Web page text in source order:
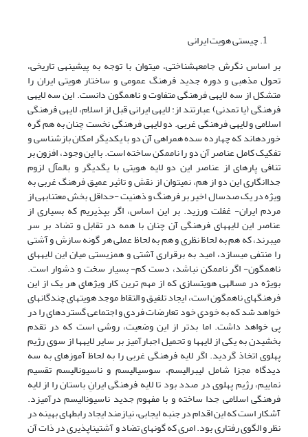
چیستی هویت ایرانی
بر اساس نگرش جامعه‏شناختی، می­توان با توجه به پیشینه‏ی تاریخی،
تحول مذهبی و دوره جدید فرهنگ عمومی و ساختار هویتی ایران را
متشکل از سه لایه‏ی فرهنگی متفاوت و ناهمگون دانست. این سه لایه‏ی
فرهنگی (یا تمدنی) عبارتند از: لایه‏ی ایرانی قبل از اسلام، لایه‏ی فرهنگی
اسلامی و لایه‏ی فرهنگی غربی. دو لایه‏ی فرهنگی نخست چنان به هم گره
خورده­اند که چهارده سده همراهی آن دو با یکدیگر امکان بازشناسی و
تفکیک کامل عناصر آن دو را ناممکن ساخته است. با این وجود، افزون بر
تنافی پاره­ای از عناصر این دو لایه هویتی با یگدیگر و بالمآل لزوم
جداانگاری این دو از هم، نمی‏توان از نقش و تاثیر عمیق فرهنگ غربی به
ویژه در یک صدسال اخیر بر فرهنگ و ذهنیت -حداقل بخش معتنابهی از
مردم ایران- غفلت ورزید. بر این اساس، اگر بپذیریم که بسیاری از
عناصر این لایه‏های فرهنگی آن چنان با همه در تقابل و تضاد بر سر
می‏برند، که هم به لحاظ نظری و هم به لحاظ عملی هر گونه سازش و آشتی
را منتفی می‏سازد، امید به برقراری آشتی و همزیستی میان این لایه‏های
ناهمگون- اگر ناممکن نباشد، دست کم- بسیار سخت و دشوار است.
بویژه در مساله‏ی هویت­سازی که از مهم ترین کار ویژه‏ای هر یک از این
فرهنگ‏های ناهمگون است، ایجاد تلفیق و التقاط موجد هویت‏های چندگانه‏ای
خواهد شد که به خودی خود تعارضات فردی و اجتماعی گسترده‏ای را در
پی خواهد داشت. اما بدتر از این وضعیت، روشی است که در تقدم
بخشیدن به یکی از لایه­ها و تحمیل اجبارآمیز بر سایر لایه­ها از سوی رژیم
پهلوی اتخاذ گردید. اگر لایه فرهنگی غربی را به لحاظ آموزه­ای به سه
دیدگاه مجزا شامل لیبرالیسم، سوسیالیسم و ناسیونالیسم تقسیم
نماییم، رژیم پهلوی در صدد بود تا لایه فرهنگی ایرانِ باستان را از لایه
فرهنگی اسلامی جدا ساخته و با مفهوم جدید ناسیونالیسم در­آمیزد.
آشکار است که این اقدام در جنبه ایجابی، نیازمند ایجاد رابطه­ای بهینه در
نظر و الگوی رفتاری بود. امری که گونه­ای تضاد و آشتی­ناپذیری در ذات آن